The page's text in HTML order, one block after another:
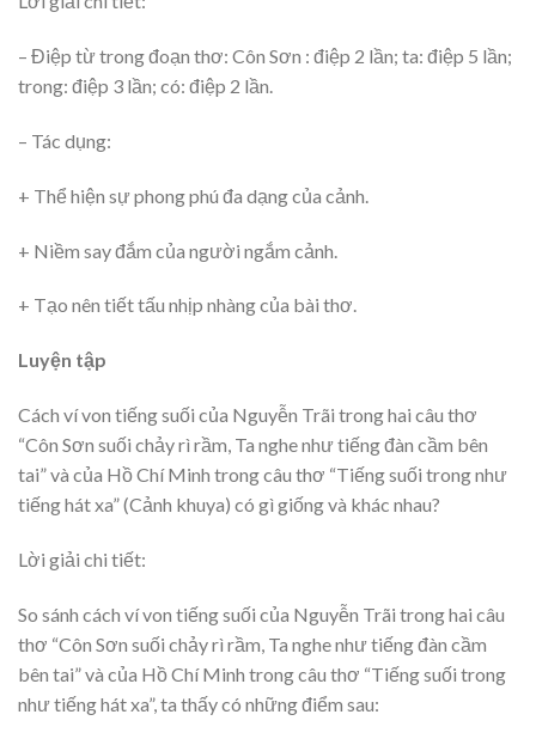
– Điệp từ trong đoạn thơ: Côn Sơn : điệp 2 lần; ta: điệp 5 lần;
trong: điệp 3 lần; có: điệp 2 lần.
– Tác dụng:
+ Thể hiện sự phong phú đa dạng của cảnh.
+ Niềm say đắm của người ngắm cảnh.
+ Tạo nên tiết tấu nhịp nhàng của bài thơ.
Luyện tập
Cách ví von tiếng suối của Nguyễn Trãi trong hai câu thơ
“Côn Sơn suối chảy rì rầm, Ta nghe như tiếng đàn cầm bên
tai” và của Hồ Chí Minh trong câu thơ “Tiếng suối trong như
tiếng hát xa” (Cảnh khuya) có gì giống và khác nhau?
Lời giải chi tiết:
So sánh cách ví von tiếng suối của Nguyễn Trãi trong hai câu
thơ “Côn Sơn suối chảy rì rầm, Ta nghe như tiếng đàn cầm
bên tai” và của Hồ Chí Minh trong câu thơ “Tiếng suối trong
như tiếng hát xa”, ta thấy có những điểm sau: